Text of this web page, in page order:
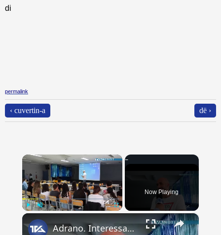
di
permalink
‹ cuvertin-a dë ›
×
Now Playing
×
Adrano. Interessante incontro al liceo “Verga” con il prof. Fabio Gamberini. Studenti del Linguistic